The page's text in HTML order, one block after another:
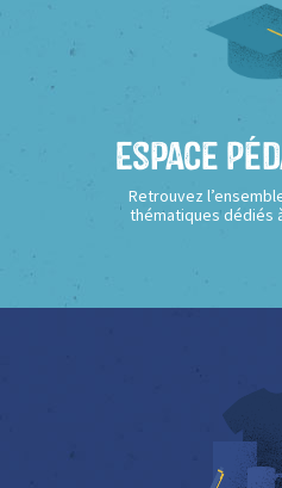
Espace
Retrouvez
thématiques dédiés